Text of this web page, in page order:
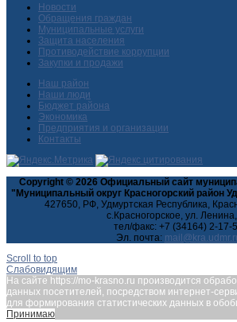
Новости
Обращения граждан
Муниципальные услуги
Защита населения
Противодействие коррупции
Закупки и продажи
Наш район
Наши люди
Бюджет района
Экономика
Предприятия и организации
Контакты
Copyright © 2026 Официальный сайт
"Муниципальный округ Красногорский район
427650, РФ, Удмуртская Республика,
с.Красногорское, ул.
тел/факс: +7 (34164) 2-17-
Эл. почта:
Scroll to top
Слабовидящим
На сайте https://mo-krasno.ru производится
данных посетителей, посредством интернет-
для формирования статистических данных в
Принимаю